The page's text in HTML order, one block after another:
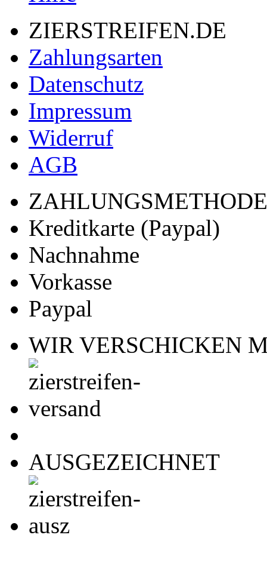
ZIERSTREIFEN.DE
Zahlungsarten
Datenschutz
Impressum
Widerruf
AGB
Kreditkarte (Paypal)
Nachnahme
Vorkasse
Paypal
WIR VERSCHICKEN
AUSGEZEICHNET